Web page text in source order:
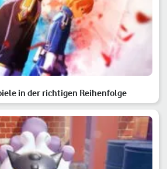
in der richtigen Reihenfolge